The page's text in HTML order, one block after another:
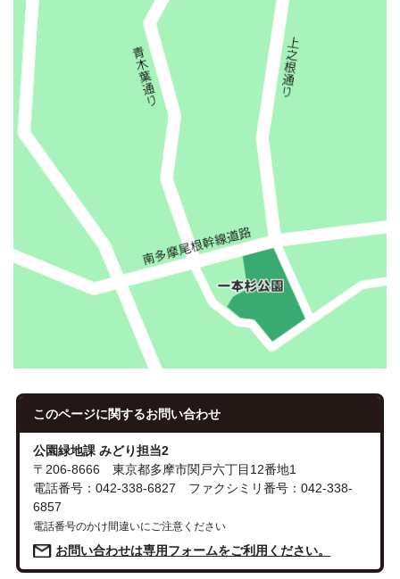
このページに関するお問い合わせ
公園緑地課 みどり担当2
〒206-8666 東京都多摩市関戸六丁目12番地1
電話番号：042-338-6827 ファクシミリ番号：042-338-
6857
電話番号のかけ間違いにご注意ください
お問い合わせは専用フォームをご利用ください。